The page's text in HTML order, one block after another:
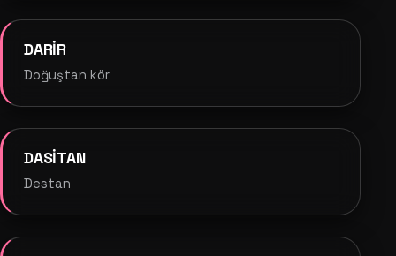
DARİR
Doğuştan kör
DASİTAN
Destan